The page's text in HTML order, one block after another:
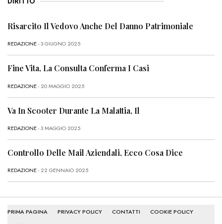
Risarcito Il Vedovo Anche Del Danno Patrimoniale
REDAZIONE- 3 GIUGNO 2025
Fine Vita, La Consulta Conferma I Casi
REDAZIONE- 20 MAGGIO 2025
Va In Scooter Durante La Malattia, Il
REDAZIONE- 3 MAGGIO 2025
Controllo Delle Mail Aziendali, Ecco Cosa Dice
REDAZIONE- 22 GENNAIO 2025
PRIMA PAGINA PRIVACY POLICY CONTATTI
COOKIE POLICY